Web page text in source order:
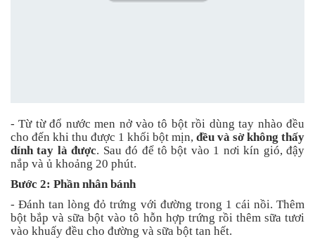
- Từ từ đổ nước men nở vào tô bột rồi dùng tay nhào đều
cho đến khi thu được 1 khối bột mịn, đều và sờ không thấy
dính tay là được. Sau đó để tô bột vào 1 nơi kín gió, đậy
nắp và ủ khoảng 20 phút.
Bước 2: Phần nhân bánh
- Đánh tan lòng đỏ trứng với đường trong 1 cái nồi. Thêm
bột bắp và sữa bột vào tô hỗn hợp trứng rồi thêm sữa tươi
vào khuấy đều cho đường và sữa bột tan hết.